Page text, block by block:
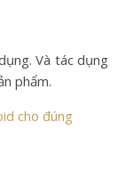
Và tác dụng
phẩm.
cho đúng